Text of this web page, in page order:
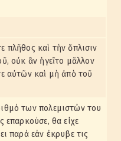
πλῆθος καὶ τὴν ὅπλισιν
οὐκ ἂν ἡγεῖτο μᾶλλον
αὐτῶν καὶ μὴ ἀπὸ τοῦ
των πολεμιστών του
επαρκούσε, θα είχε
παρά εάν έκρυβε τις